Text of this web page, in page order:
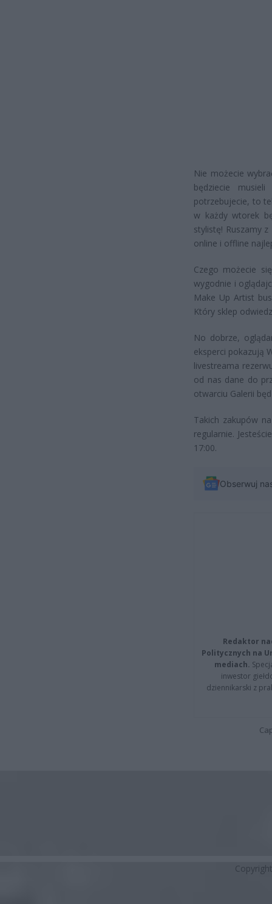
Nie możecie
będziecie
potrzebujecie, to
w każdy wtorek
stylistę! Ruszamy
online i offline
Czego możecie
wygodnie i
Make Up Artist
Który sklep
No dobrze,
eksperci pokazują
livestreama
od nas dane do
otwarciu Galerii
Takich zakupów
regularnie.
17:00.
Obserwuj
Redaktor
Politycznych na
mediach.
inwestor
dziennikarski z